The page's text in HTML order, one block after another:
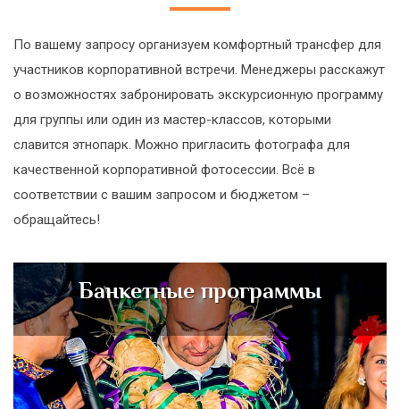
По вашему запросу организуем комфортный трансфер для
участников корпоративной встречи. Менеджеры расскажут
о возможностях забронировать экскурсионную программу
для группы или один из мастер-классов, которыми
славится этнопарк. Можно пригласить фотографа для
качественной корпоративной фотосессии. Всё в
соответствии с вашим запросом и бюджетом –
обращайтесь!
Банкетные программы